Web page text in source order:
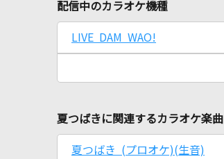
配信中のカラオケ機種
LIVE DAM WAO!
夏つばきに関連するカラオケ楽曲
夏つばき (プロオケ)(生音)